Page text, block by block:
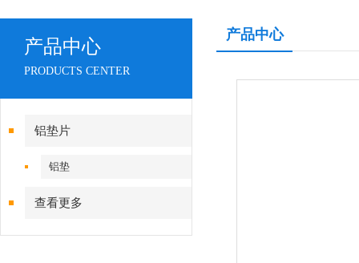
产品中心
PRODUCTS CENTER
铝垫片
铝垫
查看更多
产品中心